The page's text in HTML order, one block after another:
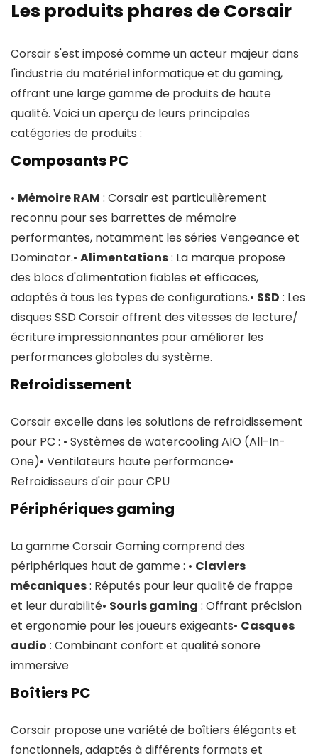
Les produits phares de Corsair
Corsair s'est imposé comme un acteur majeur dans
l'industrie du matériel informatique et du gaming,
offrant une large gamme de produits de haute
qualité. Voici un aperçu de leurs principales
catégories de produits :
Composants PC
• Mémoire RAM : Corsair est particulièrement
reconnu pour ses barrettes de mémoire
performantes, notamment les séries Vengeance et
Dominator.• Alimentations: La marque propose
des blocs d'alimentation fiables et efficaces,
adaptés à tous les types de configurations.• SSD : Les
disques SSD Corsair offrent des vitesses de lecture/
écriture impressionnantes pour améliorer les
performances globales du système.
Refroidissement
Corsair excelle dans les solutions de refroidissement
pour PC : • Systèmes de watercooling AIO (All-In-
One)• Ventilateurs haute performance•
Refroidisseurs d'air pour CPU
Périphériques gaming
La gamme Corsair Gaming comprend des
périphériques haut de gamme : • Claviers
mécaniques: Réputés pour leur qualité de frappe
et leur durabilité• Souris gaming : Offrant précision
et ergonomie pour les joueurs exigeants• Casques
audio : Combinant confort et qualité sonore
immersive
Boîtiers PC
Corsair propose une variété de boîtiers élégants et
fonctionnels, adaptés à différents formats et